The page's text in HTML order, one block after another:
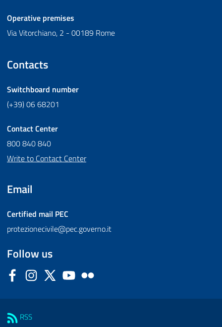
Operative premises
Via Vitorchiano, 2 - 00189 Rome
Contacts
Switchboard number
(+39) 06 68201
Contact Center
800 840 840
Write to Contact Center
Email
Certified mail PEC
protezionecivile@pec.governo.it
Follow us
FacebookInstagram
Twitter YouTube
RSS